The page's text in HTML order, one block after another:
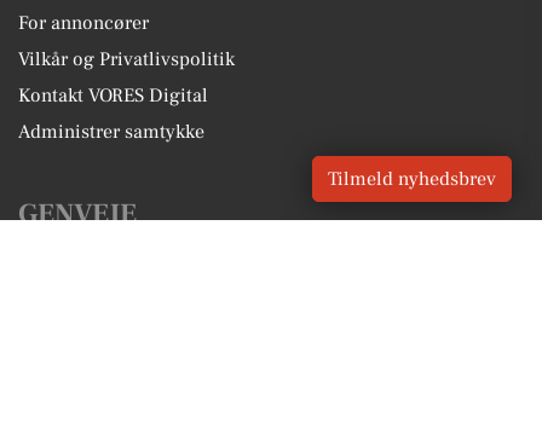
For annoncører
Vilkår og Privatlivspolitik
Kontakt VORES Digital
Administrer samtykke
GENVEJE
Tilmeld nyhedsbrev